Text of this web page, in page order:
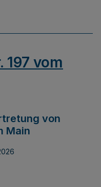
197 vom
von
Main